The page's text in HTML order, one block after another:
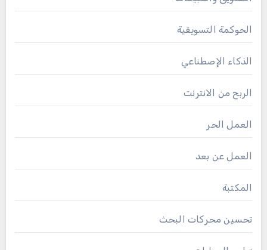
الحوكمة التسويقية
الذكاء الإصطناعي
الربح من الانترنت
العمل الحر
العمل عن بعد
المكتبة
تحسين محركات البحث